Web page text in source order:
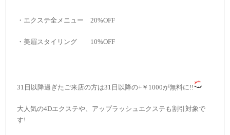
・エクステ全メニュー 20%OFF
・美眉スタイリング 10%OFF
31日以降過ぎたご来店の方は31日以降の+￥1000が無料に!!
大人気の4Dエクステや、アップラッシュエクステも割引対象で
す!